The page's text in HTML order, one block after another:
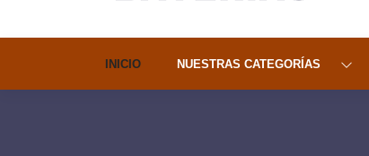
INICIO NUESTRAS CATEGORÍAS